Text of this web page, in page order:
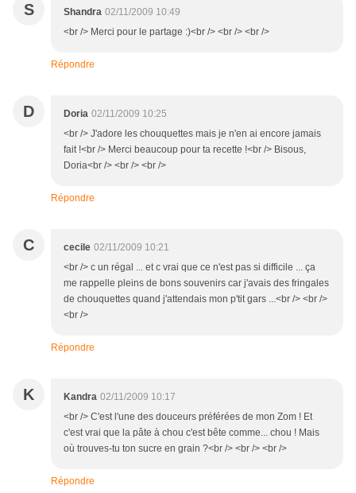
S Shandra 02/11/2009 10:49
<br /> Merci pour le partage :)<br /> <br /> <br />
Répondre
D Doria 02/11/2009 10:25
<br /> J'adore les chouquettes mais je n'en ai encore jamais
fait !<br /> Merci beaucoup pour ta recette !<br /> Bisous,
Doria<br /> <br /> <br />
Répondre
C cecile 02/11/2009 10:21
<br /> c un régal ... et c vrai que ce n'est pas si difficile ... ça
me rappelle pleins de bons souvenirs car j'avais des fringales
de chouquettes quand j'attendais mon p'tit gars ...<br /> <br />
<br />
Répondre
K Kandra 02/11/2009 10:17
<br /> C'est l'une des douceurs préférées de mon Zom ! Et
c'est vrai que la pâte à chou c'est bête comme... chou ! Mais
où trouves-tu ton sucre en grain ?<br /> <br /> <br />
Répondre